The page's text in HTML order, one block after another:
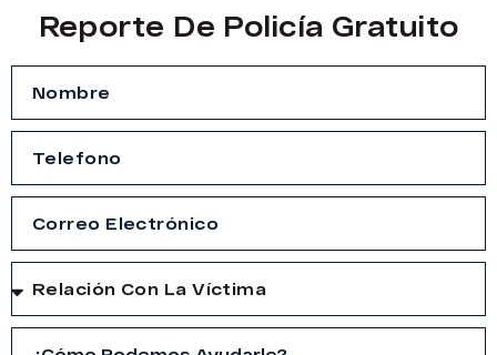
Reporte De Policía Gratuito